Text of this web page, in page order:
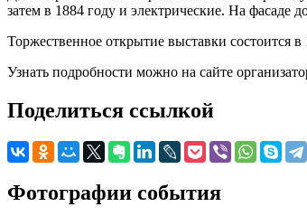
затем в 1884 году и электрические. На
Торжественное открытие выставки состоится в
Узнать подробности можно на сайте
Поделиться ссылкой
Фотографии события